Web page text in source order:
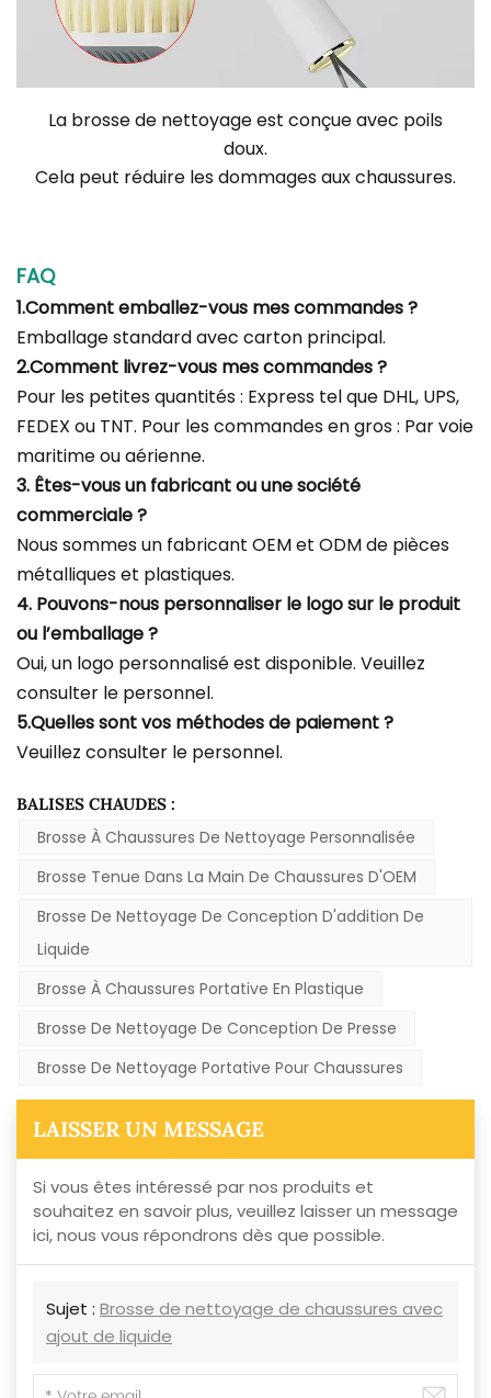
La brosse de nettoyage est conçue avec poils
doux.
Cela peut réduire les dommages aux chaussures.
FAQ
1.Comment emballez-vous mes commandes ?
Emballage standard avec carton principal.
2.Comment livrez-vous mes commandes ?
Pour les petites quantités : Express tel que DHL, UPS,
FEDEX ou TNT. Pour les commandes en gros : Par voie
maritime ou aérienne.
3. Êtes-vous un fabricant ou une société
commerciale ?
Nous sommes un fabricant OEM et ODM de pièces
métalliques et plastiques.
4. Pouvons-nous personnaliser le logo sur le produit
ou l’emballage ?
Oui, un logo personnalisé est disponible. Veuillez
consulter le personnel.
5.Quelles sont vos méthodes de paiement ?
Veuillez consulter le personnel.
BALISES CHAUDES :
Brosse À Chaussures De Nettoyage Personnalisée
Brosse Tenue Dans La Main De Chaussures D'OEM
Brosse De Nettoyage De Conception D'addition De
Liquide
Brosse À Chaussures Portative En Plastique
Brosse De Nettoyage De Conception De Presse
Brosse De Nettoyage Portative Pour Chaussures
LAISSER UN MESSAGE
Si vous êtes intéressé par nos produits et
souhaitez en savoir plus, veuillez laisser un message
ici, nous vous répondrons dès que possible.
Sujet : Brosse de nettoyage de chaussures avec
ajout de liquide